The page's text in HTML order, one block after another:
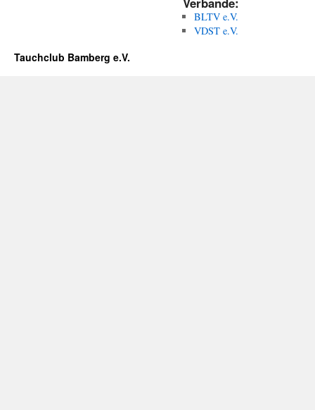
BLTV e.V.
VDST e.V.
Tauchclub Bamberg e.V.